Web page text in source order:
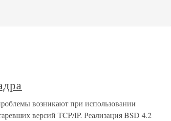
возникают при использовании
версий TCP/IP. Реализация BSD 4.2